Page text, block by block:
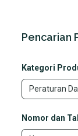
Pencarian
Kategori
Nomor dan